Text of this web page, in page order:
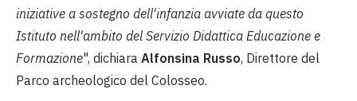
iniziative a sostegno dell'infanzia avviate da questo
Istituto nell'ambito del Servizio Didattica Educazione e
Formazione", dichiara Alfonsina Russo, Direttore del
Parco archeologico del Colosseo.